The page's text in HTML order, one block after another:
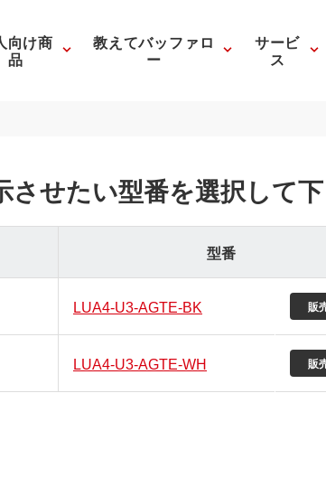
向け商
品
教えてバッファロ
ー
サービ
ス
せたい型番を選択して下
型番
LUA4-U3-AGTE-BK 販
LUA4-U3-AGTE-WH 販